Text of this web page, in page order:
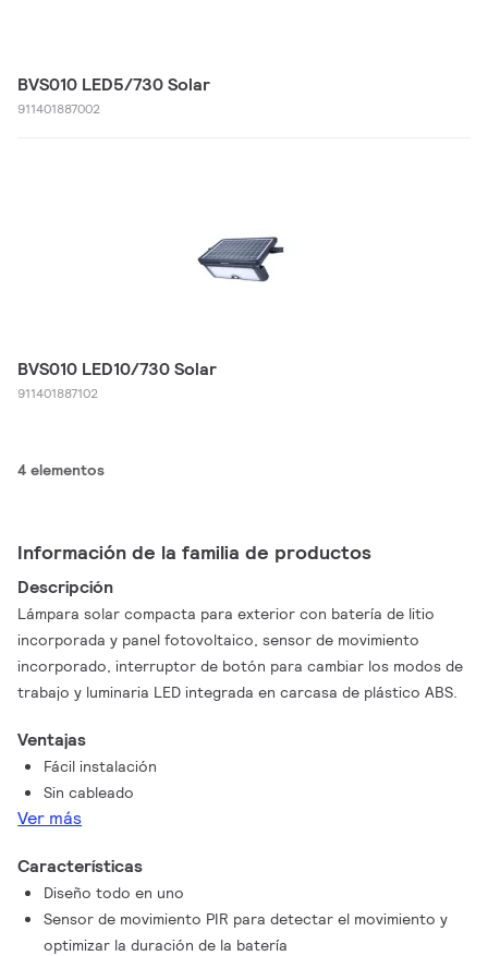
BVS010 LED5/730 Solar
911401887002
BVS010 LED10/730 Solar
911401887102
4 elementos
Información de la familia de productos
Descripción
Lámpara solar compacta para exterior con batería de litio
incorporada y panel fotovoltaico, sensor de movimiento
incorporado, interruptor de botón para cambiar los modos de
trabajo y luminaria LED integrada en carcasa de plástico ABS.
Ventajas
Fácil instalación
Sin cableado
Ver más
Características
Diseño todo en uno
Sensor de movimiento PIR para detectar el movimiento y
optimizar la duración de la batería